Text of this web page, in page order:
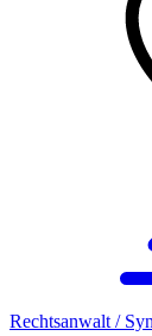
Rechtsanwalt /